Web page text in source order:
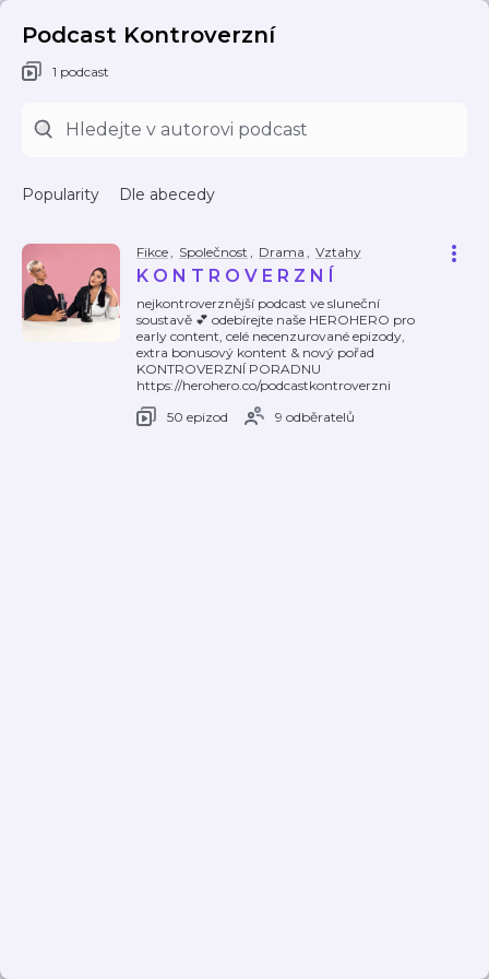
Podcast Kontroverzní
1 podcast
Popularity Dle abecedy
Fikce, Společnost , Drama , Vztahy
K O N T R O V E R Z N Í
nejkontroverznější podcast ve sluneční
soustavě 💕 odebírejte naše HEROHERO pro
early content, celé necenzurované epizody,
extra bonusový kontent & nový pořad
KONTROVERZNÍ PORADNU
https://herohero.co/podcastkontroverzni
50 epizod
9 odběratelů